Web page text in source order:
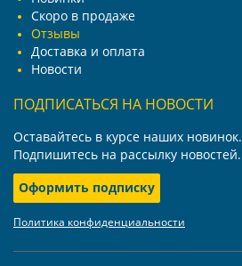
Скоро в продаже
Отзывы
Доставка и оплата
Новости
ПОДПИСАТЬСЯ НА НОВОСТИ
Оставайтесь в курсе наших новинок.
Подпишитесь на рассылку новостей.
Оформить подписку
Политика конфиденциальности